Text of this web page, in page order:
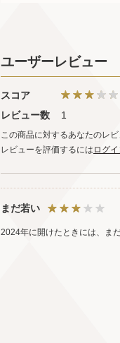
ユーザーレビュー
スコア
レビュー数
1
この商品に対するあなたのレ
レビューを評価するには ログイ
まだ若い
2024年に開けたときには、ま